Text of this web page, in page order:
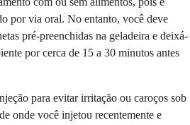
por via oral. No entanto, você deve
pré-preenchidas na geladeira e deixá-
por cerca de 15 a 30 minutos antes
para evitar irritação ou caroços sob
onde você injetou recentemente e